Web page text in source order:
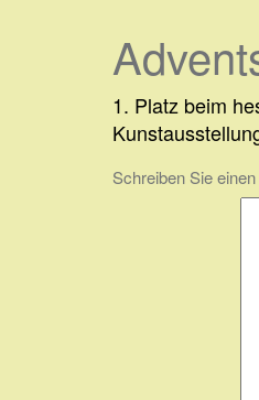
Beitragsnavigation
1. Platz beim
Schreiben Sie